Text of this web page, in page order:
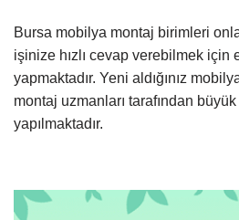
Bursa mobilya montaj birimleri
işinize hızlı cevap verebilmek için
yapmaktadır. Yeni aldığınız
montaj uzmanları tarafından
yapılmaktadır.